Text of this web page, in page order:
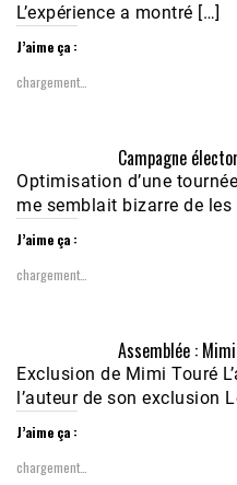
L’expérience a montré […]
J’aime ça :
chargement…
Campagne
Optimisation d’une
me semblait bizarre de les
J’aime ça :
chargement…
Assemblée :
Exclusion de Mimi Touré
l’auteur de son exclusion
J’aime ça :
chargement…